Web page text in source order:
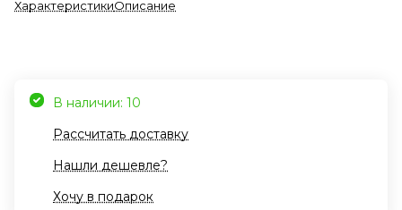
ХарактеристикиОписание
В наличии: 10
Рассчитать доставку
Нашли дешевле?
Хочу в подарок